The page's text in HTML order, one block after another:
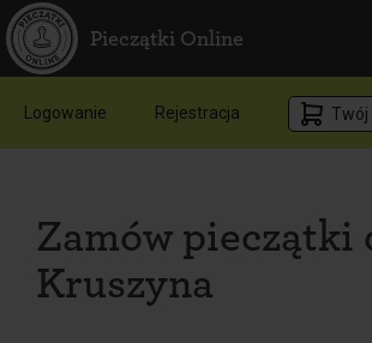
Pieczątki Online
Logowanie Rejestracja Twój
Zamów pieczątki
Kruszyna